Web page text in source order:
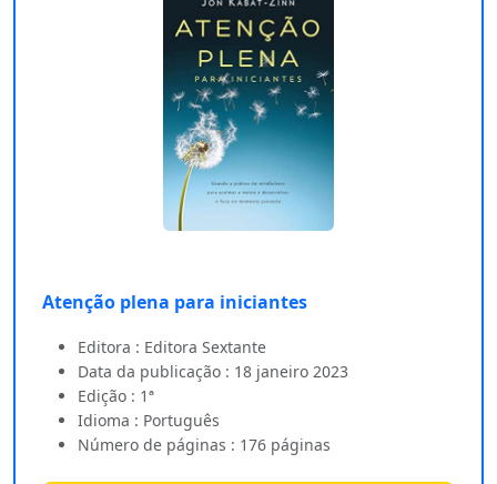
Atenção plena para iniciantes
Editora : Editora Sextante
Data da publicação : 18 janeiro 2023
Edição : 1ª
Idioma : Português
Número de páginas : 176 páginas